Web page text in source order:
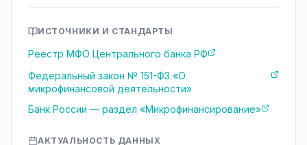
ИСТОЧНИКИ И СТАНДАРТЫ
Реестр МФО Центрального банка РФ
Федеральный закон № 151-ФЗ «О
микрофинансовой деятельности»
Банк России — раздел «Микрофинансирование»
АКТУАЛЬНОСТЬ ДАННЫХ